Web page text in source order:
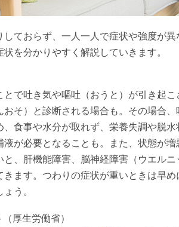
しておらず、一人一人で症状や強度が
を分かりやすく解説していきます。
とで吐き気や嘔吐（おうと）が引き起
そ）と診断される場合も。その場合
、食事や水分が取れず、栄養失調や脱
が必要となることも。また、状態が増
と、肝機能障害、脳神経障害（ウエル
ます。つわりの症状が重いときは早
う。
厚生労働省）